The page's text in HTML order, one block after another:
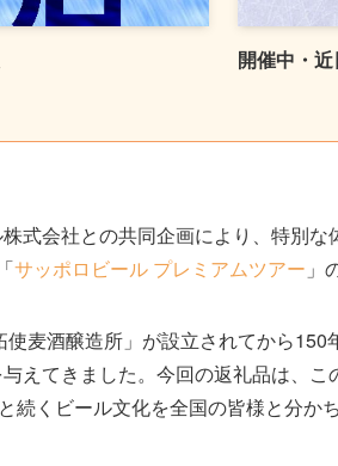
開催中・
式会社との共同企画により、特別
サッポロビール プレミアムツアー 」
麦酒醸造所」が設立されてから
えてきました。今回の返礼品は、
続くビール文化を全国の皆様と分か